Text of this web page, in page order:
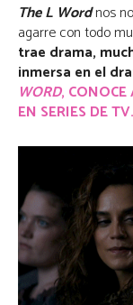
The L Wordnos
agarre con todo
trae drama,
inmersa en el
WORD, CONOCE
EN SERIES DE TV.